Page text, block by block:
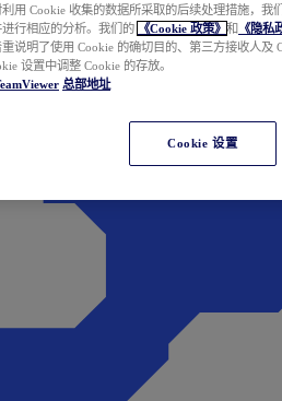
用 Cookie 收集的数据所采取的后续处理措施，
行相应的分析。我们的
《Cookie 政策》 和 《隐私
说明了使用 Cookie 的确切目的、第三方接收人
设置中调整 Cookie 的存放。
总部地址
Cookie 设置